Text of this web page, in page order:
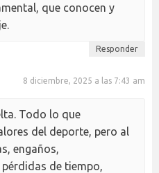
que conocen y
Responder
8 diciembre, 2025 a las 7:43 am
Todo lo que
del deporte, pero al
engaños,
de tiempo,